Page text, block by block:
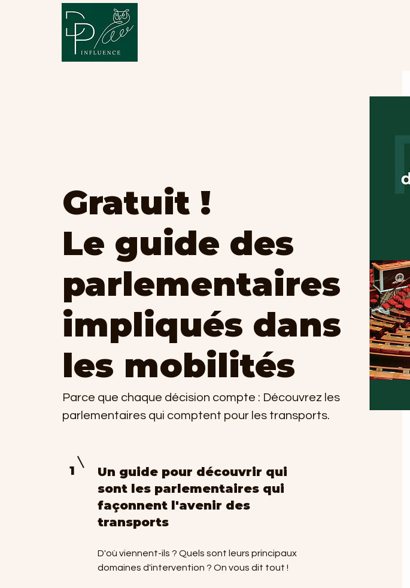
Gratuit !
Le guide des
parlementaires
impliqués dans
les mobilités
Parce que chaque décision compte : Découvrez les
parlementaires qui comptent pour les transports.
1
Un guide pour découvrir qui
sont les parlementaires qui
façonnent l'avenir des
transports
D'où viennent-ils ? Quels sont leurs principaux
domaines d'intervention ? On vous dit tout !